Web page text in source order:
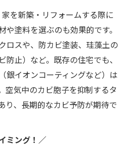
家を新築・リフォームする際に
や塗料を選ぶのも効果的です。
ロスや、防カビ塗装、珪藻土の
防止）など。既存の住宅でも、
銀イオンコーティングなど）は
空気中のカビ胞子を抑制するタ
り、長期的なカビ予防が期待で
ミング！／